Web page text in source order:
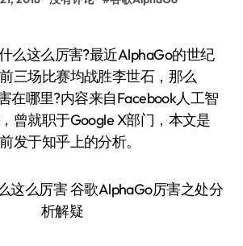
三场比赛均战胜李世石，那么
在哪里?内容来自Facebook人工智
曾就职于Google X部门，本文是
发于知乎上的分析。